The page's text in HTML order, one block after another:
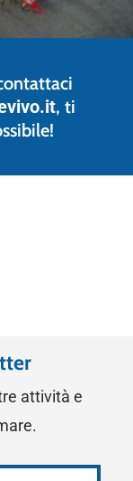
, ti
attività e